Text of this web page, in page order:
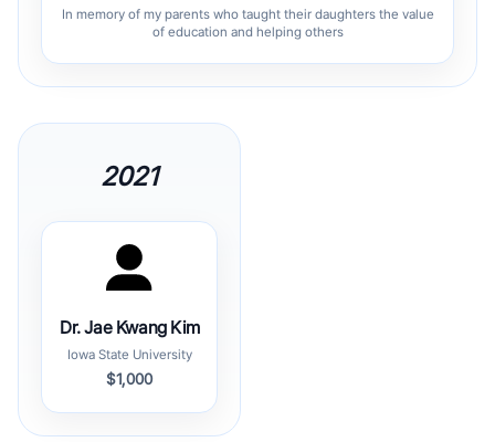
In memory of my parents who taught their daughters the value
of education and helping others
2021
Dr. Jae Kwang Kim
Iowa State University
$1,000